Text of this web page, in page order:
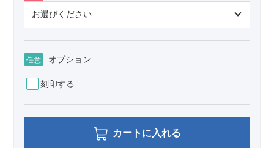
任意 オプション
刻印する
カートに入れる